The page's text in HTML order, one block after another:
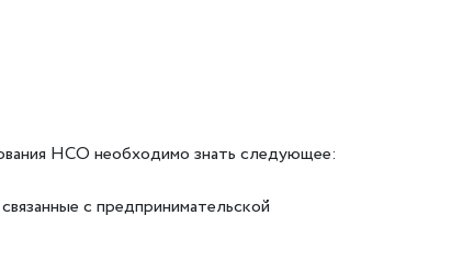
НСО необходимо знать следующее:
связанные с предпринимательской